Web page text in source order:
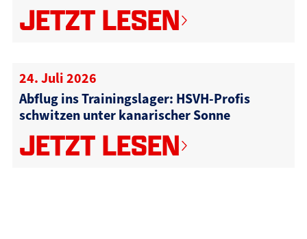
JETZT LESEN
24. Juli 2026
Abflug ins Trainingslager: HSVH-Profis
schwitzen unter kanarischer Sonne
JETZT LESEN